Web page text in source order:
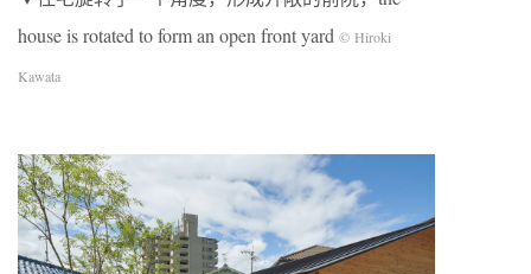
house is rotated to form an open front yard © Hiroki
Kawata